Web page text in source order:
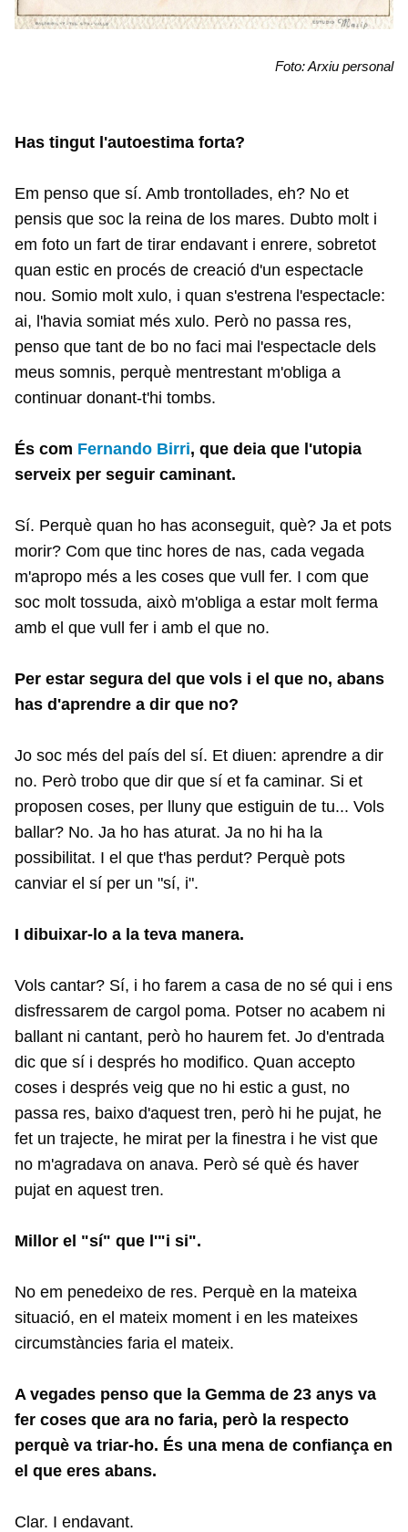
Foto: Arxiu personal
Has tingut l'autoestima forta?
Em penso que sí. Amb trontollades, eh? No et
pensis que soc la reina de los mares. Dubto molt i
em foto un fart de tirar endavant i enrere, sobretot
quan estic en procés de creació d'un espectacle
nou. Somio molt xulo, i quan s'estrena l'espectacle:
ai, l'havia somiat més xulo. Però no passa res,
penso que tant de bo no faci mai l'espectacle dels
meus somnis, perquè mentrestant m'obliga a
continuar donant-t'hi tombs.
És com Fernando Birri, que deia que l'utopia
serveix per seguir caminant.
Sí. Perquè quan ho has aconseguit, què? Ja et pots
morir? Com que tinc hores de nas, cada vegada
m'apropo més a les coses que vull fer. I com que
soc molt tossuda, això m'obliga a estar molt ferma
amb el que vull fer i amb el que no.
Per estar segura del que vols i el que no, abans
has d'aprendre a dir que no?
Jo soc més del país del sí. Et diuen: aprendre a dir
no. Però trobo que dir que sí et fa caminar. Si et
proposen coses, per lluny que estiguin de tu... Vols
ballar? No. Ja ho has aturat. Ja no hi ha la
possibilitat. I el que t'has perdut? Perquè pots
canviar el sí per un "sí, i".
I dibuixar-lo a la teva manera.
Vols cantar? Sí, i ho farem a casa de no sé qui i ens
disfressarem de cargol poma. Potser no acabem ni
ballant ni cantant, però ho haurem fet. Jo d'entrada
dic que sí i després ho modifico. Quan accepto
coses i després veig que no hi estic a gust, no
passa res, baixo d'aquest tren, però hi he pujat, he
fet un trajecte, he mirat per la finestra i he vist que
no m'agradava on anava. Però sé què és haver
pujat en aquest tren.
Millor el "sí" que l'"i si".
No em penedeixo de res. Perquè en la mateixa
situació, en el mateix moment i en les mateixes
circumstàncies faria el mateix.
A vegades penso que la Gemma de 23 anys va
fer coses que ara no faria, però la respecto
perquè va triar-ho. És una mena de confiança en
el que eres abans.
Clar. I endavant.